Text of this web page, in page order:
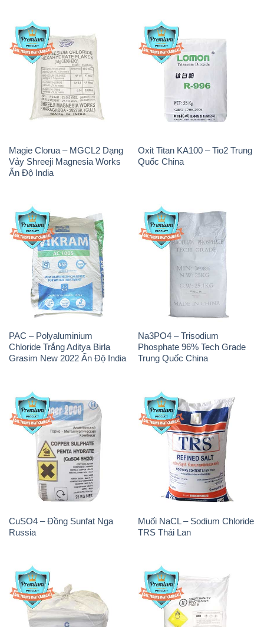
Magie Clorua – MGCL2 Dạng
Vảy Shreeji Magnesia Works
Ấn Độ India
Oxit Titan KA100 – Tio2 Trung
Quốc China
PAC – Polyaluminium
Chloride Trắng Aditya Birla
Grasim New 2022 Ấn Độ India
Na3PO4 – Trisodium
Phosphate 96% Tech Grade
Trung Quốc China
CuSO4 – Đồng Sunfat Nga
Russia
Muối NaCL – Sodium Chloride
TRS Thái Lan